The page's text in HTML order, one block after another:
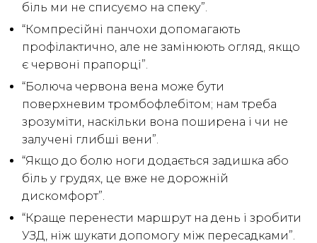
біль ми не списуємо на спеку”.
“Компресійні панчохи допомагають
профілактично, але не замінюють огляд, якщо
є червоні прапорці”.
“Болюча червона вена може бути
поверхневим тромбофлебітом; нам треба
зрозуміти, наскільки вона поширена і чи не
залучені глибші вени”.
“Якщо до болю ноги додається задишка або
біль у грудях, це вже не дорожній
дискомфорт”.
“Краще перенести маршрут на день і зробити
УЗД, ніж шукати допомогу між пересадками”.